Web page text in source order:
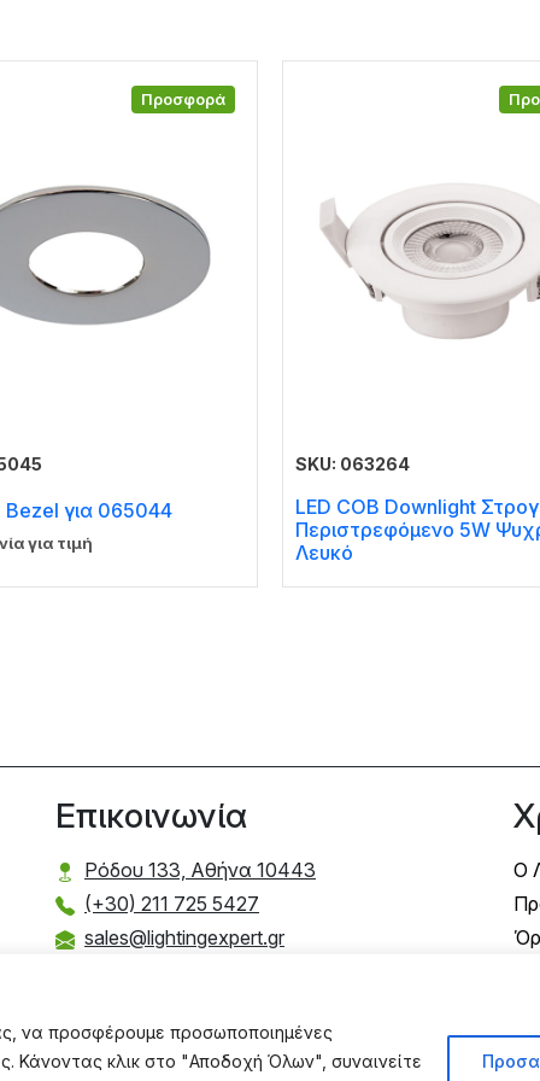
να προσφέρουμε προσωποποιημένες
Κάνοντας κλικ στο "Αποδοχή Όλων", συναινείτε
Προσφορά
Bezel για 065044
για τιμή
SKU: 063264
LED COB Downlight
Περιστρεφόμενο 5W
Λευκό
Επικοινωνία
Ρόδου 133, Αθήνα 10443
(+30) 211 725 5427
sales@lightingexpert.gr
Ο